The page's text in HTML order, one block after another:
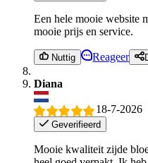
Een hele mooie website
mooie prijs en service.
Nuttig Reageer
Diana
18-7-2026
Geverifieerd
Mooie kwaliteit zijde